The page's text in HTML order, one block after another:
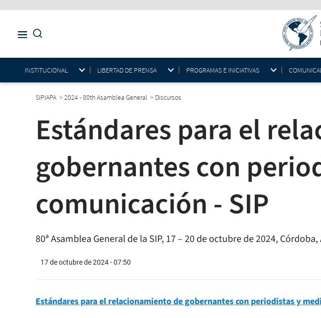
INSTITUCIONAL LIBERTAD DE PRENSA PROGRAMAS E INICIATIVAS
SIPIAPA >2024 - 80th Asamblea General > Discursos
Estándares para el
gobernantes con
comunicación - SIP
80ª Asamblea General de la SIP, 17 – 20 de octubre de 2024,
17 de octubre de 2024 - 07:50
Estándares para el relacionamiento de gobernantes con periodistas y